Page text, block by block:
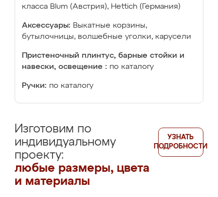
класса Blum (Австрия), Hettich (Германия)
Аксессуары: Выкатные корзины,
бутылочницы, волшебные уголки, карусели
Пристеночный плинтус, барные стойки и
навески, освещение : по каталогу
Ручки: по каталогу
Изготовим по
индивидуальному
проекту:
любые размеры, цвета
и материалы
УЗНАТЬ
ПОДРОБНОСТИ